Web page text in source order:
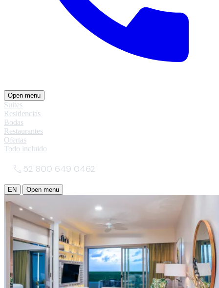
Open menu
Suites
Residencias
Bodas
Restaurantes
Ofertas
Todo incluido
52 800 649 0462
EN Open menu